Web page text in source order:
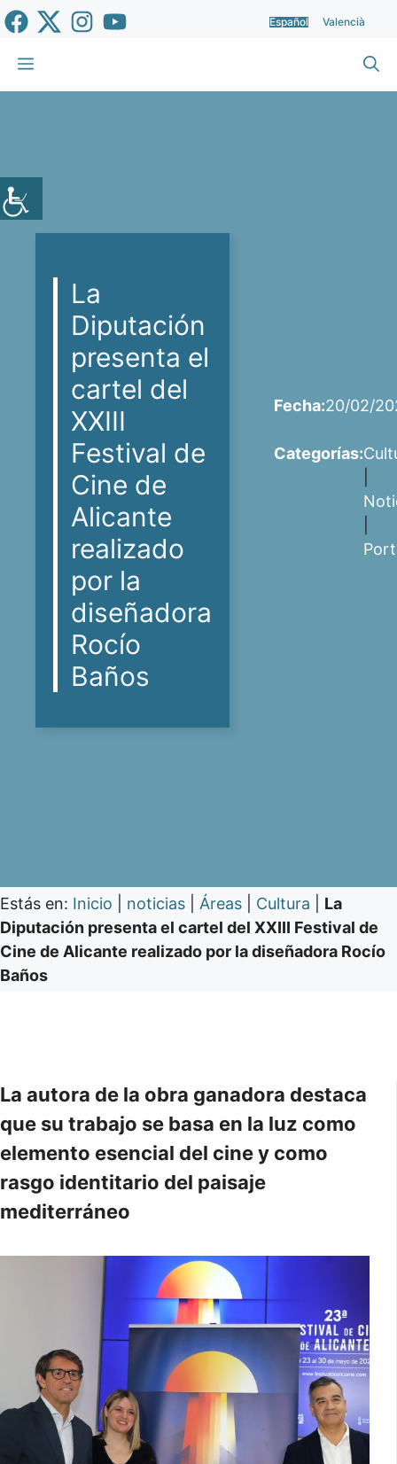
Saltar
al
contenido
Español Valencià
Menú
La
Diputación
presenta el
cartel del
XXIII
Festival de
Cine de
Alicante
realizado
por la
diseñadora
Rocío
Baños
Fecha:20/02/
Categorías:
Estás en: Inicio noticias Áreas Cultura
La
Diputación presenta el cartel del XXIII Festival de
Cine de Alicante realizado por la diseñadora Rocío
Baños
La autora de la obra ganadora destaca
que su trabajo se basa en la luz como
elemento esencial del cine y como
rasgo identitario del paisaje
mediterráneo